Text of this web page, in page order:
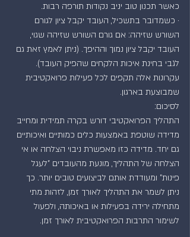
כאשר תכנון טוב יניב נקודות תורפה רבות.
· כשמדובר בתשכיל, העובד יקבל ציון לגורם
השורש שזיהה: אם גורם השורש שזיהה שגוי,
העובד יקבל ציון נמוך וההיפך. (ניתן לאמץ זאת גם
לגבי בחינת איכות הלקחים שהפיק העובד).
עקרונות אלה תקפים לכל פעילות פרואקטיבית
שמבוצעת בארגון.
לסיכום:
התהליך הפרואקטיבי דורש בקרה תמידית ומחייב
מדידה שוטפת באמצעות כלים כמותיים ואיכותיים
גם יחד. מדידה כזו מאפשרת ניבוי הצלחה או אי
הצלחה של התהליך, מונעת מהעובדים "לעגל
פינות" ומעודדת אותם לביצועים טובים יותר. כך
ניתן לשמר את התהליך לאורך זמן, לזהות מתי
מתחילה ירידה בפעילות או באיכותה, ולפעול
לשימור התרבות הפרואקטיבית לאורך זמן.